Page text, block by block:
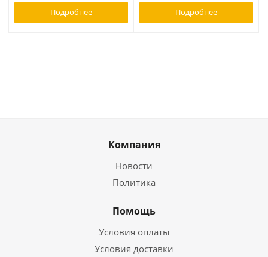
Подробнее Подробнее
Компания
Новости
Политика
Помощь
Условия оплаты
Условия доставки